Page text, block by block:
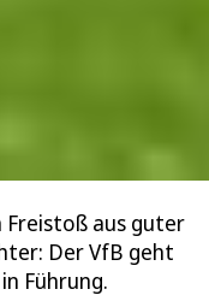
Freistoß aus guter
Der VfB geht
Führung.